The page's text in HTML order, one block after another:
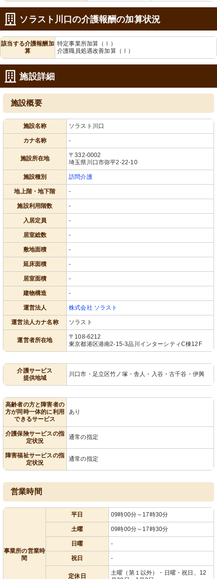
ソラスト川口の介護報酬の加算状況
該当する介護報酬加
算
特定事業所加算（Ⅰ）
介護職員処遇改善加算（Ⅰ）
施設詳細
施設概要
施設名称 ソラスト川口
カナ名称 -
施設所在地
〒332-0002
埼玉県川口市弥平2-22-10
施設種別 訪問介護
地上階・地下階 -
施設利用階数 -
入居定員 -
居室総数 -
敷地面積 -
延床面積 -
居室面積 -
建物構造 -
運営法人 株式会社 ソラスト
運営法人カナ名称 ソラスト
運営者所在地
〒108-6212
東京都港区港南2-15-3品川インターシティC棟12F
介護サービス
提供地域
川口市・足立区竹ノ塚・舎人・入谷・古千谷・伊興
高齢者の方と障害者の
方が同時一体的に利用
できるサービス
あり
介護保険サービスの指
定状況
通常の指定
障害福祉サービスの指
定状況
通常の指定
営業時間
事業所の営業時
間
平日 09時00分～17時30分
土曜 09時00分～17時30分
日曜 -
祝日 -
定休日
土曜（第１以外）・日曜・祝日、12